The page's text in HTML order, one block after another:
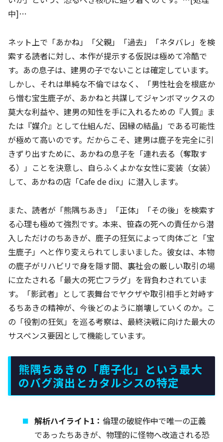
中]…
ネット上で「あかね」「父親」「過去」「ネタバレ」を検
索する読者に対し、本作が提示する仮説は極めて冷酷で
す。あの息子は、建男の子でないことは確定しています。
しかし、それは単純な不倫ではなく、「男性社会を根底か
ら憎む宝生鹿子が、あかねと共謀してジャンボマックスの
莫大な利益や、建男の知性を手に入れるための『人質』ま
たは『媒介』として仕組んだ、因縁の結晶」である可能性
が極めて高いのです。だからこそ、建男は鹿子を完全に引
きずり出すために、あかねの息子を「連れ去る（奪取す
る）」ことを決意し、自らふくよかな女性に変装（女装）
して、あかねの店「Cafe de dix」に潜入します。
また、読者が「熊隅ちあき」「正体」「その後」を検索す
る心理も極めて強烈です。本来、笹森の死への責任から潜
入しただけのちあきが、鹿子の狂気によって肉体ごと「宝
生鹿子」へと作り変えられてしまいました。彼女は、本物
の鹿子がリハビリで身を隠す間、裏社会の厳しい取引の場
に立たされる「最大の死亡フラグ」を背負わされていま
す。「影武者」として表舞台でヤクザや取引相手と対峙す
るちあきの精神が、今後どのように崩壊していくのか。こ
の「役割の狂気」を巡る考察は、最終決戦に向けた最大の
サスペンス要因として機能しています。
熊隅ちあきの「鹿子化」という最大
のバグ演出とカタルシスの特定
解析ハイライト1：倫理の破綻――作中で唯一の正義
であったちあきが、物理的に怪物へ改造される恐